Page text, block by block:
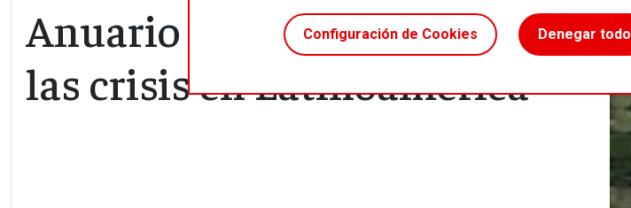
Configuración de Cookies Denegar todo
Anuario OIBESCOOP // Tras
las crisis en Latinoamérica